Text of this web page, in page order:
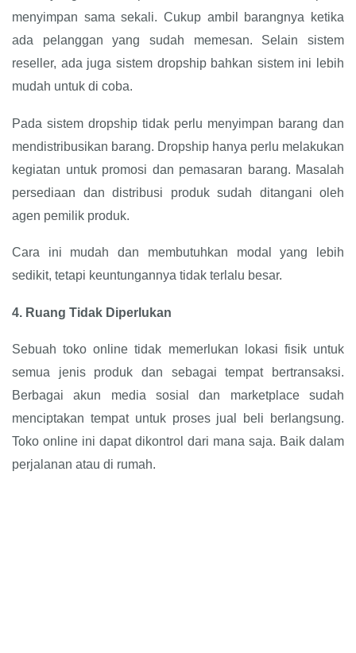
menyimpan sama sekali. Cukup ambil barangnya ketika
ada pelanggan yang sudah memesan. Selain sistem
reseller, ada juga sistem dropship bahkan sistem ini lebih
mudah untuk di coba.
Pada sistem dropship tidak perlu menyimpan barang dan
mendistribusikan barang. Dropship hanya perlu melakukan
kegiatan untuk promosi dan pemasaran barang. Masalah
persediaan dan distribusi produk sudah ditangani oleh
agen pemilik produk.
Cara ini mudah dan membutuhkan modal yang lebih
sedikit, tetapi keuntungannya tidak terlalu besar.
4. Ruang Tidak Diperlukan
Sebuah toko online tidak memerlukan lokasi fisik untuk
semua jenis produk dan sebagai tempat bertransaksi.
Berbagai akun media sosial dan marketplace sudah
menciptakan tempat untuk proses jual beli berlangsung.
Toko online ini dapat dikontrol dari mana saja. Baik dalam
perjalanan atau di rumah.